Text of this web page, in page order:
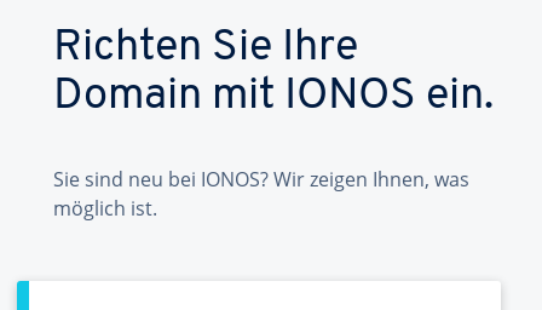
Richten Sie Ihre
Domain mit IONOS ein.
Sie sind neu bei IONOS? Wir zeigen Ihnen, was
möglich ist.